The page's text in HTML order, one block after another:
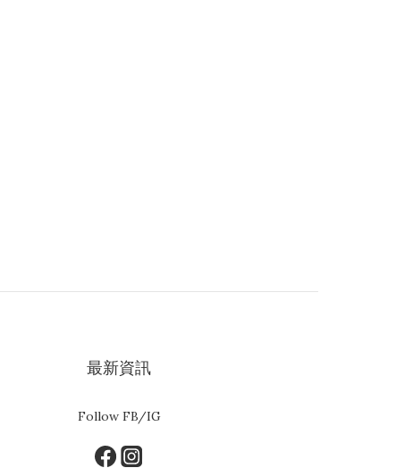
最新資訊
Follow FB/IG